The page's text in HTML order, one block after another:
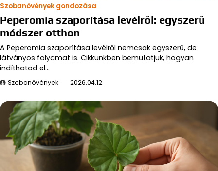
Szobanövények gondozása
Peperomia szaporítása levélről: egyszerű
módszer otthon
A Peperomia szaporítása levélről nemcsak egyszerű, de
látványos folyamat is. Cikkünkben bemutatjuk, hogyan
indíthatod el…
Szobanövények 2026.04.12.